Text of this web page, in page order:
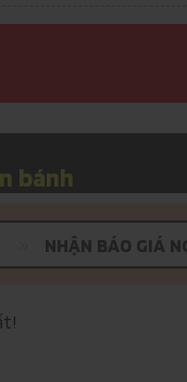
bánh
NHẬN BÁO GIÁ